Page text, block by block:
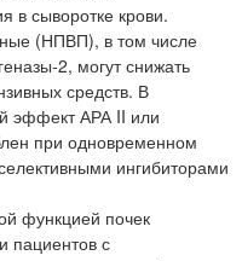
в сыворотке крови.
(НПВП), в том числе
2, могут снижать
средств. В
эффект АРА II или
при одновременном
ингибиторами
функцией почек
пациентов с